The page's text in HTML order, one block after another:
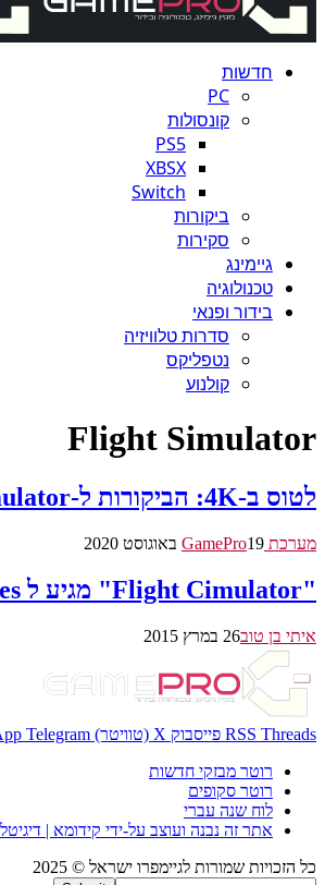
חדשות
PC
קונסולות
PS5
XBSX
Switch
ביקורות
סקירות
גיימינג
טכנולוגיה
בידור ופנאי
סדרות טלוויזיה
נטפליקס
קולנוע
Flight Simulator
לטוס ב-4K: הביקורות ל-Microsoft Flight Simulator כבר כאן
מערכת GamePro 19 באוגוסט 2020
"Flight Cimulator" מגיע ל Cities: Skylines
איתי בן טוב26 במרץ 2015
RSS Threads פייסבוק X (טוויטר)
Telegram
רוטר מבזקי חדשות
רוטר סקופים
לוח שנה עברי
אתר זה נבנה ועוצב על-ידי קידומא |
כל הזכויות שמורות לגיימפרו ישראל © 2025